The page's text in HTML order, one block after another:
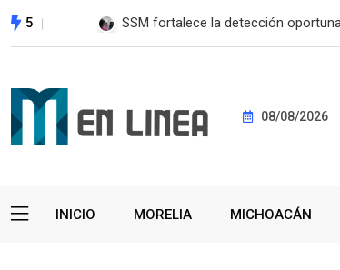
5 SSM fortalece la detección
08/08/2026
INICIO MORELIA MICHOACÁN